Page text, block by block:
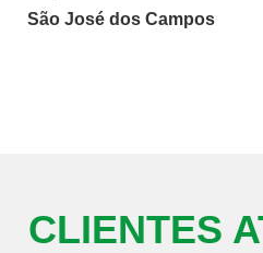
São José dos Campos
CLIENTES